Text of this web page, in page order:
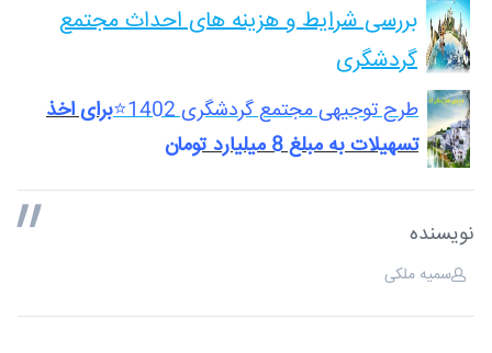
بررسی شرایط و هزینه های احداث مجتمع
گردشگری
طرح توجیهی مجتمع گردشگری 1402⭐️
برای اخذ
تسهیلات به مبلغ 8 میلیارد تومان
نویسنده
سمیه ملکی